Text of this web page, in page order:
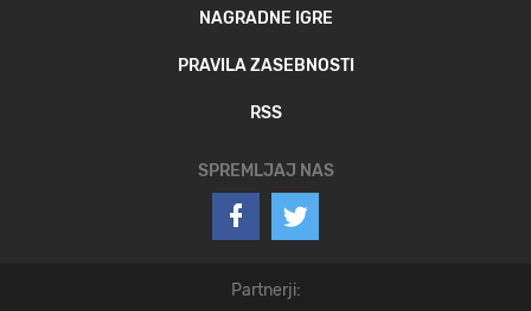
NAGRADNE IGRE
PRAVILA ZASEBNOSTI
RSS
SPREMLJAJ NAS
Partnerji: